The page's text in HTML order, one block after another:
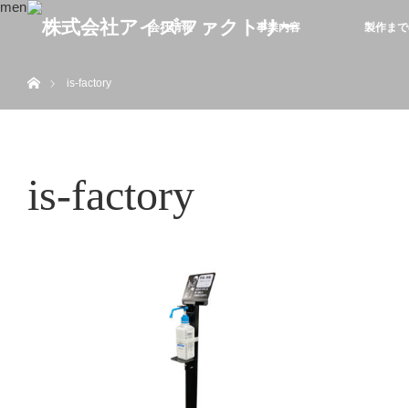
menu
会社情報 事業内容 製作ま
is-factory
is-factory